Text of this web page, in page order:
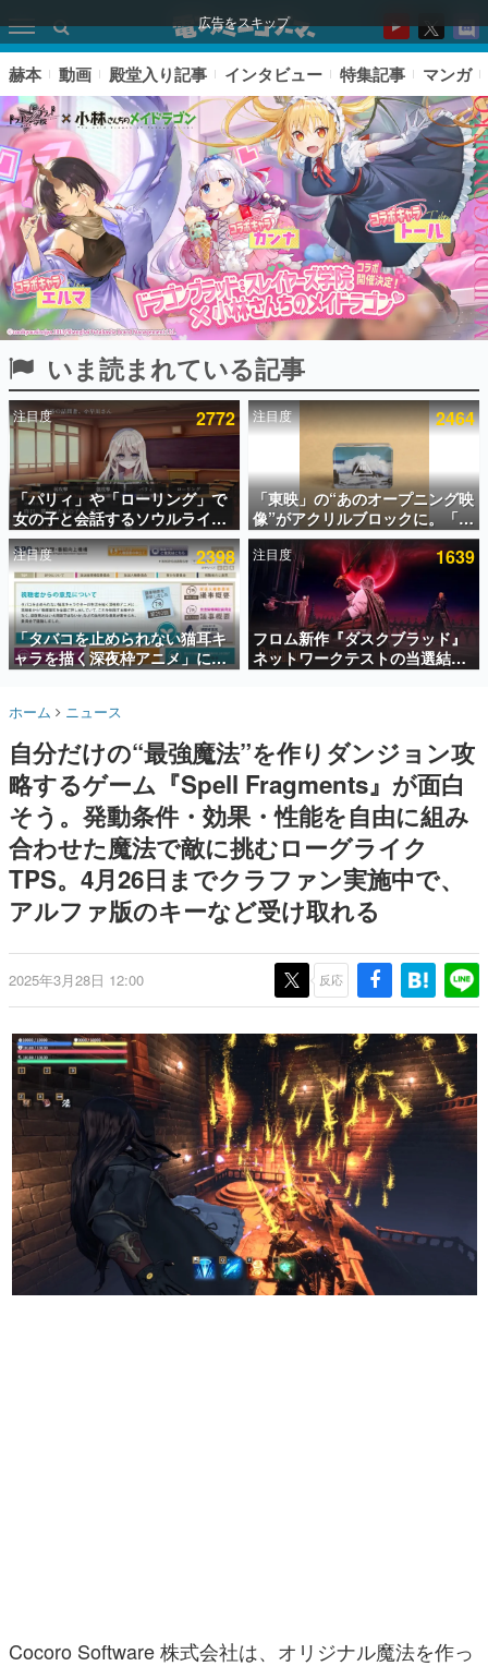
広告をスキップ
ピックアップ
電ファミのいま読まれている記事ランキング
アプリセール情報
インタビュー
連載・特集一覧
殿堂入り記事
SNS拡散数が数千以上！ ページビュー数万以上！ などな
ど。多くの人々に読まれた、電ファミ渾身の“殿堂入り”記
事をまとめました。
名作ゲームクリエイターの方々に製作時のエピソードをお
きます。
赫本
この物語を解いてはいけない。『赫本』は、〈試験問題〉
の形をした短編ホラー小説集です。
新世代に訊く
これからのデジタルゲーム市場を担う若きクリエイター達
の姿を追い、彼らのルーツと情熱を探っていきます。
ゲーム世代の作家たち
ゲームに多大な影響を受けた作家さんに取材し、ゲームが
日本のコンテンツ産業やカルチャーに与えた影響を探る企
画です。
日本モバイルゲーム産業史
日本のモバイルゲーム史における主要なトピック・タイト
ルを網羅するほか、開発者へのインタビューや識者による
解説を掲載。約20年の歴史が一望できる決定版！
若ゲのいたり〜ゲームクリエイターの青春〜
『うつヌケ』『ペンと箸』等で知られるマンガ家・田中圭
一先生によるゲーム業界レポートマンガです。
なんでゲームは面白い？
ゲーム開発者・hamatsu氏がゲームの魅力を画面や操作の
具体的な形から解き明かしていく、硬派で骨太な評論連載
です。
その他
赫本 動画 殿堂入り記事 インタビュー 特集記事 マンガ
いま読まれている記事
注目度 2772
「パリィ」や「ローリング」で
女の子と会話するソウルライク
恋愛ゲーム『小早川さんはソウ
ルライク』無料公開。返事に失
敗すると「YOU DIED」
注目度 2464
「東映」の“あのオープニング映
像”がアクリルブロックに。「東
映ヒストリカル グッズコレクシ
ョン」が8月下旬より発売
注目度 2398
「タバコを止められない猫耳キ
ャラを描く深夜枠アニメ」に視
聴者の一部から批判意見。違法
て、BPOが議論を交わす
注目度 1639
フロム新作『ダスクブラッド』
ネットワークテストの当選結果
が8月7日22時に発表。応募サイ
ホーム ニュース
自分だけの“最強魔法”を作りダンジョン攻
略するゲーム『Spell Fragments』が面白
そう。発動条件・効果・性能を自由に組み
合わせた魔法で敵に挑むローグライク
TPS。4月26日までクラファン実施中で、
アルファ版のキーなど受け取れる
2025年3月28日 12:00 反応
Cocoro Software 株式会社は、オリジナル魔法を作っ